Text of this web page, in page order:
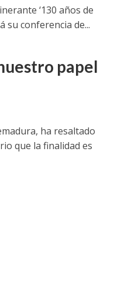
‘130 años de
su conferencia de...
papel
ha resaltado
que la finalidad es